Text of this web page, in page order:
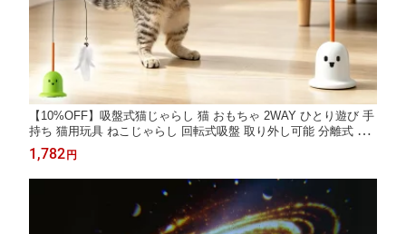
【10%OFF】吸盤式猫じゃらし 猫 おもちゃ 2WAY ひとり遊び 手
持ち 猫用玩具 ねこじゃらし 回転式吸盤 取り外し可能 分離式 収
納便利 お手入れ簡単 猫用品 ペット用品 羽根付きおもちゃ 壁取り
付け ペットおもちゃ 遊び道具 運動不足対策 退屈解消 お留守番に
ストレス解消
1,782円